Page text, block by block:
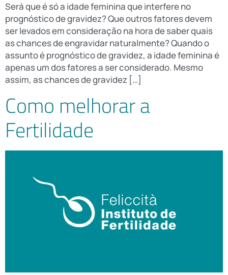
Será que é só a idade feminina que interfere no
prognóstico de gravidez? Que outros fatores devem
ser levados em consideração na hora de saber quais
as chances de engravidar naturalmente? Quando o
assunto é prognóstico de gravidez, a idade feminina é
apenas um dos fatores a ser considerado. Mesmo
assim, as chances de gravidez […]
Como melhorar a
Fertilidade